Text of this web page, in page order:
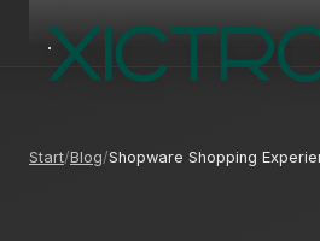
Start Blog Shopware Shopping